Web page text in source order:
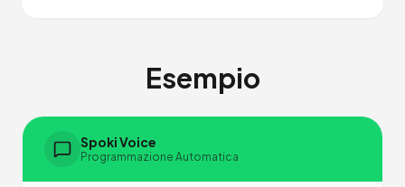
Esempio
Spoki Voice
Programmazione Automatica